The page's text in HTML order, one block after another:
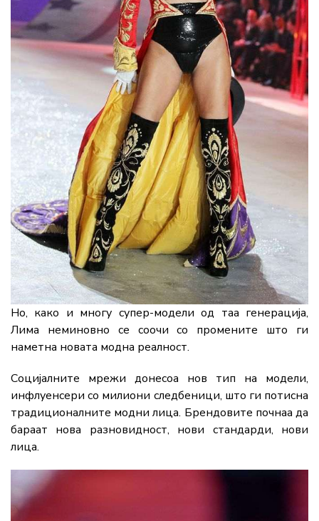
Но, како и многу супер-модели од таа генерација,
Лима неминовно се соочи со промените што ги
наметна новата модна реалност.
Социјалните мрежи донесоа нов тип на модели,
инфлуенсери со милиони следбеници, што ги потисна
традиционалните модни лица. Брендовите почнаа да
бараат нова разновидност, нови стандарди, нови
лица.